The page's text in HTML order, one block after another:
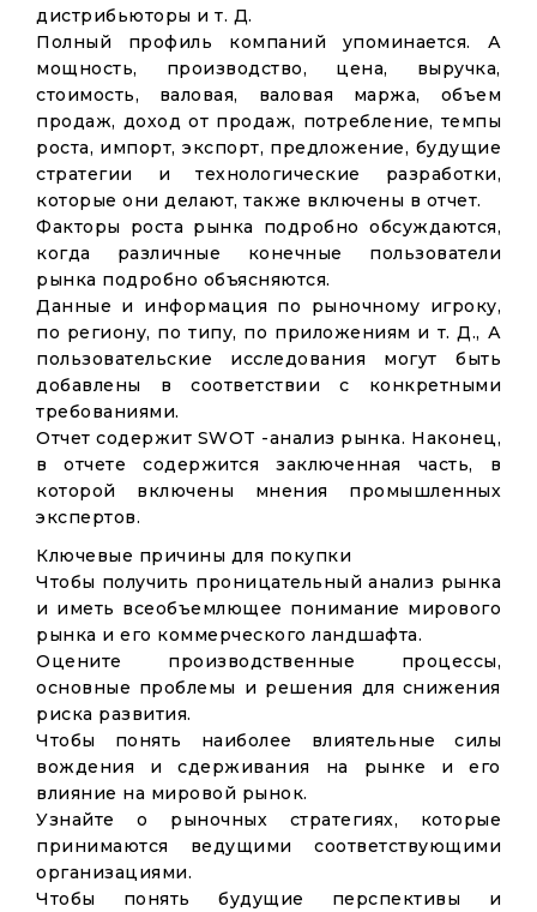
дистрибьюторы и т. Д.
Полный профиль компаний упоминается. А
мощность, производство, цена, выручка,
стоимость, валовая, валовая маржа, объем
продаж, доход от продаж, потребление, темпы
роста, импорт, экспорт, предложение, будущие
стратегии и технологические разработки,
которые они делают, также включены в отчет.
Факторы роста рынка подробно обсуждаются,
когда различные конечные пользователи
рынка подробно объясняются.
Данные и информация по рыночному игроку,
по региону, по типу, по приложениям и т. Д., А
пользовательские исследования могут быть
добавлены в соответствии с конкретными
требованиями.
Отчет содержит SWOT -анализ рынка. Наконец,
в отчете содержится заключенная часть, в
которой включены мнения промышленных
экспертов.
Ключевые причины для покупки
Чтобы получить проницательный анализ рынка
и иметь всеобъемлющее понимание мирового
рынка и его коммерческого ландшафта.
Оцените производственные процессы,
основные проблемы и решения для снижения
риска развития.
Чтобы понять наиболее влиятельные силы
вождения и сдерживания на рынке и его
влияние на мировой рынок.
Узнайте о рыночных стратегиях, которые
принимаются ведущими соответствующими
организациями.
Чтобы понять будущие перспективы и